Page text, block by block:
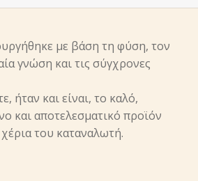
με βάση τη φύση, τον
γνώση και τις σύγχρονες
ήταν και είναι, το καλό,
και αποτελεσματικό προϊόν
του καταναλωτή.